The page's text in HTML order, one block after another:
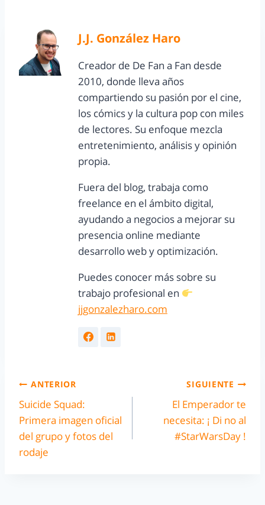
J.J. González Haro
Creador de De Fan a Fan desde
2010, donde lleva años
compartiendo su pasión por el cine,
los cómics y la cultura pop con miles
de lectores. Su enfoque mezcla
entretenimiento, análisis y opinión
propia.
Fuera del blog, trabaja como
freelance en el ámbito digital,
ayudando a negocios a mejorar su
presencia online mediante
desarrollo web y optimización.
Puedes conocer más sobre su
trabajo profesional en
jjgonzalezharo.com
ANTERIOR
Suicide Squad:
Primera imagen oficial
del grupo y fotos del
rodaje
SIGUIENTE
El Emperador te
necesita: ¡ Di no al
#StarWarsDay !